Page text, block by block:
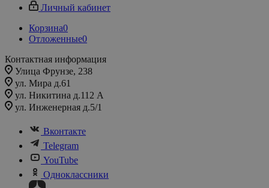
Личный кабинет
Корзина0
Отложенные0
Контактная информация
Улица Фрунзе, 238​
ул. Мира д.61
ул. Никитина д.112 А
ул. Инженерная д.5/1
Вконтакте
Telegram
YouTube
Одноклассники